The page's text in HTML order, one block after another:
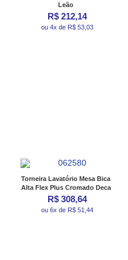
Leão
R$ 212,14
ou 4x de R$ 53,03
Torneira Lavatório Mesa Bica
Alta Flex Plus Cromado Deca
R$ 308,64
ou 6x de R$ 51,44